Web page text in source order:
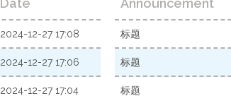
Date Announcement
2024-12-27 17:08 标题
2024-12-27 17:06 标题
2024-12-27 17:04 标题